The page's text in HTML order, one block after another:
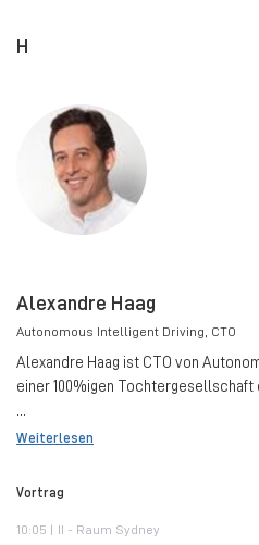
H
Alexandre Haag
Autonomous Intelligent Driving, CTO
Alexandre Haag ist CTO von
einer 100%igen Tochtergesellschaft
Weiterlesen
Vortrag
10:05 | II - Raum Sydney